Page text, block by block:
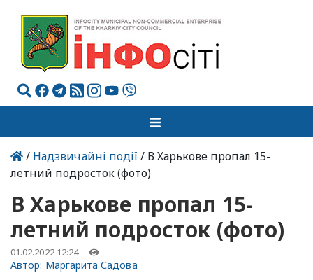
/ Надзвичайні події / В Харькове пропал 15-
летний подросток (фото)
В Харькове пропал 15-
летний подросток (фото)
01.02.2022 12:24 -
Автор: Маргарита Садова